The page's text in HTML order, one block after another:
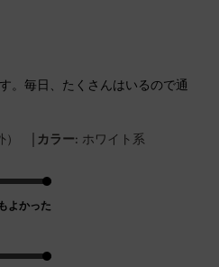
。毎日、たくさんはいるので通
| カラー: ホワイト系
よかった